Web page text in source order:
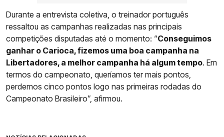
Durante a entrevista coletiva, o treinador português
ressaltou as campanhas realizadas nas principais
competições disputadas até o momento: “Conseguimos
ganhar o Carioca, fizemos uma boa campanha na
Libertadores, a melhor campanha há algum tempo. Em
termos do campeonato, queríamos ter mais pontos,
perdemos cinco pontos logo nas primeiras rodadas do
Campeonato Brasileiro”, afirmou.